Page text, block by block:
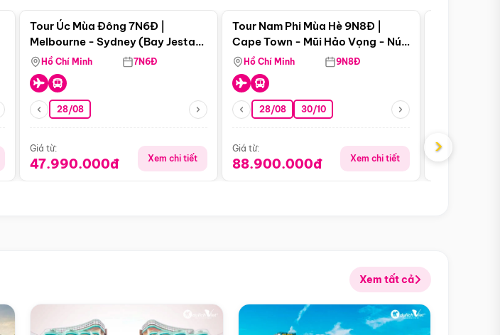
Tour Úc Mùa Đông 7N6Đ |
Melbourne - Sydney (Bay Jestar
Airways)
Hồ Chí Minh 7N6Đ
28/08
Giá từ:
47.990.000đ Xem chi tiết
Tour Nam Phi Mùa Hè 9N8Đ |
Cape Town - Mũi Hảo Vọng - Núi
Bàn - Johannesburg - Pretoria -
Safari - Lodge
Hồ Chí Minh 9N8Đ
28/08 30/10
Giá từ:
88.900.000đ Xem chi tiết
Giá từ:
›
Xem tất cả